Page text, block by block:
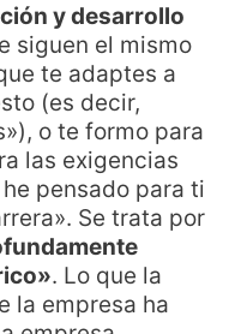
y desarrollo
siguen el mismo
te adaptes a
(es decir,
o te formo para
las exigencias
pensado para ti
Se trata por
. Lo que la
la empresa ha